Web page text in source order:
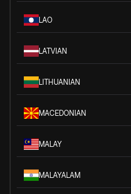
LAO
LATVIAN
LITHUANIAN
MACEDONIAN
MALAY
MALAYALAM